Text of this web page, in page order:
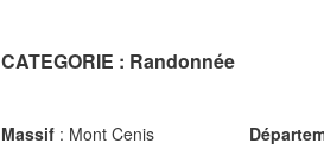
CATEGORIE : Randonnée
Massif : Mont Cenis